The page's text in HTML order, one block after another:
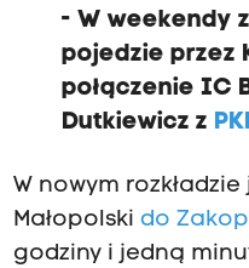
- W weekendy
pojedzie przez
połączenie IC
Dutkiewicz z
W nowym
Małopolski do
godziny i jedną